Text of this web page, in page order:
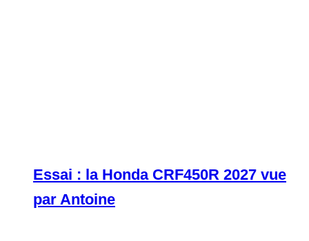
Essai : la Honda CRF450R 2027 vue
par Antoine